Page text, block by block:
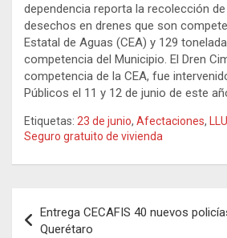
dependencia reporta la recolección
desechos en drenes que son
Estatal de Aguas (CEA) y 129
competencia del Municipio. El Dren
competencia de la CEA, fue
Públicos el 11 y 12 de junio de este
Etiquetas: 23 de junio, Afectaciones,
Seguro gratuito de vivienda
de
Entrega CECAFIS 40 nuevos
Querétaro